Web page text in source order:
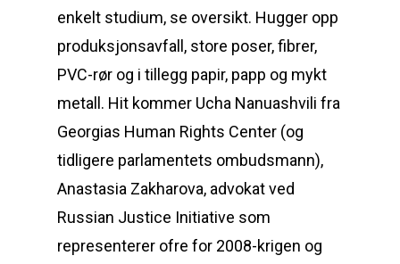
enkelt studium, se oversikt. Hugger opp
produksjonsavfall, store poser, fibrer,
PVC-rør og i tillegg papir, papp og mykt
metall. Hit kommer Ucha Nanuashvili fra
Georgias Human Rights Center (og
tidligere parlamentets ombudsmann),
Anastasia Zakharova, advokat ved
Russian Justice Initiative som
representerer ofre for 2008-krigen og